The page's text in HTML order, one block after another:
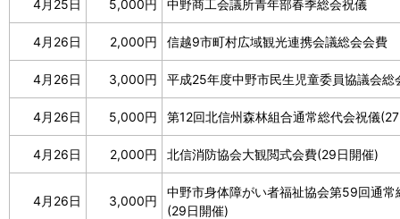
4月25日 5,000円 中野商工会議所青年部春季総会祝儀
4月26日 2,000円 信越9市町村広域観光連携会議総会会費
4月26日 3,000円 平成25年度中野市民生児童委員協議会総
4月26日 5,000円 第12回北信州森林組合通常総代会祝儀
4月26日 2,000円 北信消防協会大観閲式会費(29日開催)
4月26日 3,000円
中野市身体障がい者福祉協会第59回通常
(29日開催)